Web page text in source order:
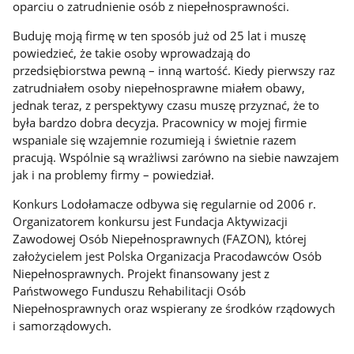
oparciu o zatrudnienie osób z niepełnosprawności.
Buduję moją firmę w ten sposób już od 25 lat i muszę
powiedzieć, że takie osoby wprowadzają do
przedsiębiorstwa pewną – inną wartość. Kiedy pierwszy raz
zatrudniałem osoby niepełnosprawne miałem obawy,
jednak teraz, z perspektywy czasu muszę przyznać, że to
była bardzo dobra decyzja. Pracownicy w mojej firmie
wspaniale się wzajemnie rozumieją i świetnie razem
pracują. Wspólnie są wrażliwsi zarówno na siebie nawzajem
jak i na problemy firmy – powiedział.
Konkurs Lodołamacze odbywa się regularnie od 2006 r.
Organizatorem konkursu jest Fundacja Aktywizacji
Zawodowej Osób Niepełnosprawnych (FAZON), której
założycielem jest Polska Organizacja Pracodawców Osób
Niepełnosprawnych. Projekt finansowany jest z
Państwowego Funduszu Rehabilitacji Osób
Niepełnosprawnych oraz wspierany ze środków rządowych
i samorządowych.